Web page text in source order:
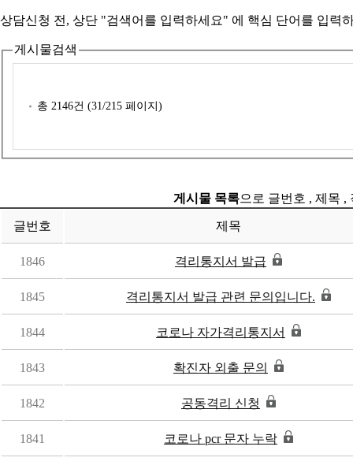
상담신청 전, 상단 "검색어를 입력하세요" 에 핵심 단어를 입력
게시물검색
총 2146건 (31/215 페이지)
게시물 목록으로 글번호 , 제목 ,
글번호 제목
1846 격리통지서 발급
1845 격리통지서 발급 관련 문의입니다.
1844 코로나 자가격리통지서
1843 확진자 외출 문의
1842 공동격리 신청
1841 코로나 pcr 문자 누락